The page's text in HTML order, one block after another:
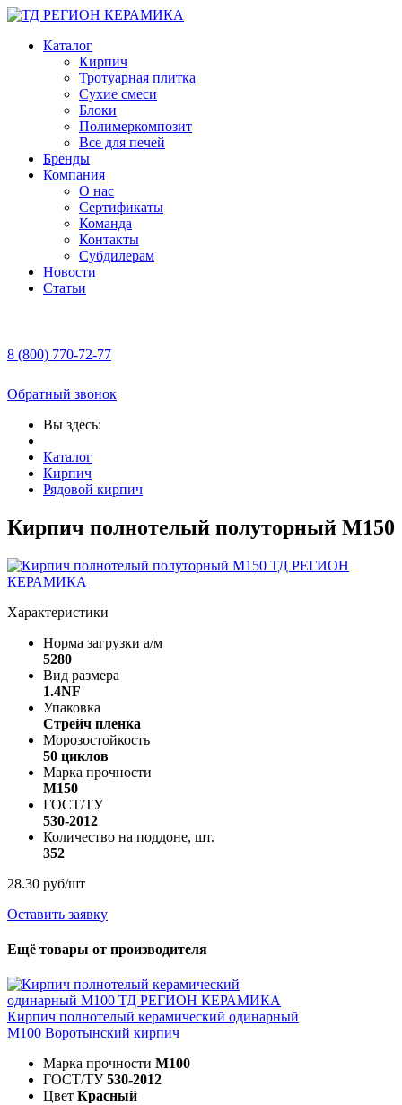
Каталог
Кирпич
Тротуарная плитка
Сухие смеси
Блоки
Полимеркомпозит
Все для печей
Бренды
Компания
О нас
Сертификаты
Команда
Контакты
Субдилерам
Новости
Статьи
8 (800) 770-72-77
Обратный звонок
Вы здесь:
Каталог
Кирпич
Рядовой кирпич
Кирпич полнотелый полуторный М150
Характеристики
Норма загрузки а/м
5280
Вид размера
1.4NF
Упаковка
Cтрейч пленка
Морозостойкость
50 циклов
Марка прочности
M150
ГОСТ/ТУ
530-2012
Количество на поддоне, шт.
352
28.30 руб/шт
Оставить заявку
Ещё товары от производителя
Кирпич полнотелый керамический одинарный
М100 Воротынский кирпич
Марка прочности M100
ГОСТ/ТУ 530-2012
Цвет Красный